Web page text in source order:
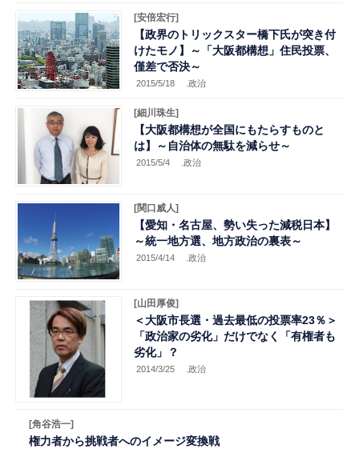
[安倍宏行]
【政界のトリックスター橋下氏が突き付
けたモノ】～「大阪都構想」住民投票、
僅差で否決～
2015/5/18 .政治
[細川珠生]
【大阪都構想が全国にもたらすものと
は】～自治体の無駄を減らせ～
2015/5/4 .政治
[関口威人]
【愛知・名古屋、勢い失った減税日本】
～統一地方選、地方政治の裏表～
2015/4/14 .政治
[山田厚俊]
＜大阪市長選・過去最低の投票率23％＞
「政治家の劣化」だけでなく「有権者も
劣化」？
2014/3/25 .政治
[角谷浩一]
権力者から挑戦者へのイメージ変換戦